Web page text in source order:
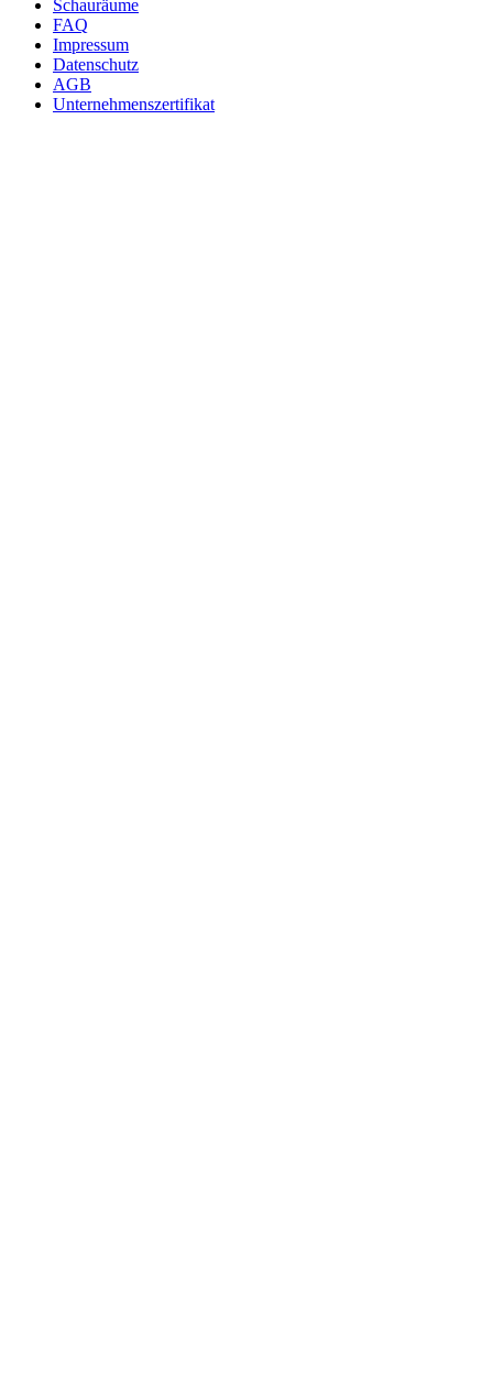
Schauräume
FAQ
Impressum
Datenschutz
AGB
Unternehmenszertifikat